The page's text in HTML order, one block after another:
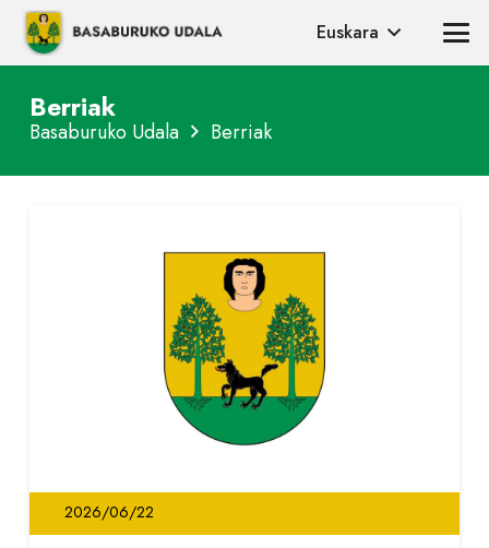
Euskara
Berriak
Basaburuko Udala Berriak
2026/06/22